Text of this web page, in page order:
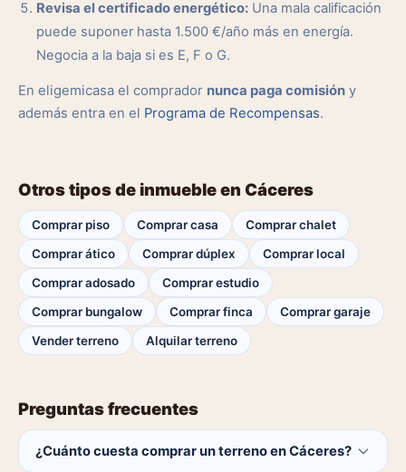
Revisa el certificado energético: Una mala calificación
puede suponer hasta 1.500 €/año más en energía.
Negocia a la baja si es E, F o G.
En eligemicasa el comprador nunca paga comisión y
además entra en el Programa de Recompensas.
Otros tipos de inmueble en Cáceres
Comprar piso Comprar casa
Comprar chalet
Comprar ático
Comprar dúplex
Comprar local
Comprar adosado
Comprar estudio
Comprar bungalow
Comprar finca
Comprar garaje
Vender terreno
Alquilar terreno
Preguntas frecuentes
¿Cuánto cuesta comprar un terreno en Cáceres?